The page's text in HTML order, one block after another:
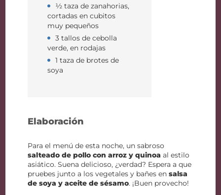
½ taza de zanahorias,
cortadas en cubitos
muy pequeños
3 tallos de cebolla
verde, en rodajas
1 taza de brotes de
soya
Elaboración
Para el menú de esta noche, un sabroso
salteado de pollo con arroz y quinoa al estilo
asiático. Suena delicioso, ¿verdad? Espera a que
pruebes junto a los vegetales y bañes ensalsa
de soya y aceite de sésamo. ¡Buen provecho!